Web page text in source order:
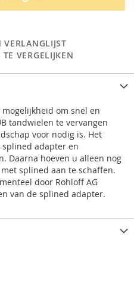
VERGELIJKEN
om snel en
tandwielen te vervangen
voor nodig is. Het
adapter en
Daarna hoeven u alleen nog
splined aan te schaffen.
door Rohloff AG
van de splined adapter.